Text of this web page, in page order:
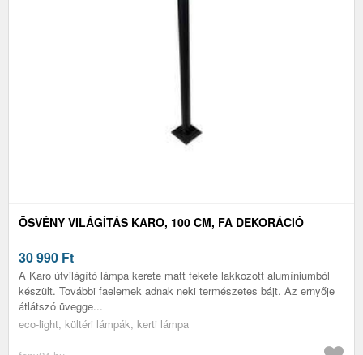
ÖSVÉNY VILÁGÍTÁS KARO, 100 CM, FA DEKORÁCIÓ
30 990 Ft
A Karo útvilágító lámpa kerete matt fekete lakkozott alumíniumból
készült. További faelemek adnak neki természetes bájt. Az ernyője
átlátszó üvegge...
eco-light, kültéri lámpák, kerti lámpa